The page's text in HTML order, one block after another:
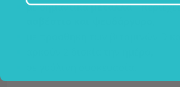
με σημαντικάμέταλλα–